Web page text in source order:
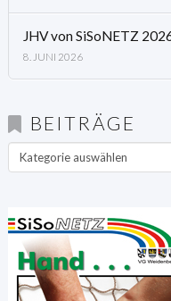
JHV von SiSoNETZ
8. JUNI 2026
BEITRÄGE
Beiträge